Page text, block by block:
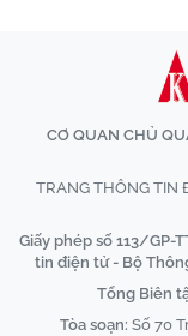
CƠ QUAN CHỦ
TRANG THÔNG TIN
Giấy phép số 113/GP-
tin điện tử - Bộ
Tổng Biên
Tòa soạn: Số 70